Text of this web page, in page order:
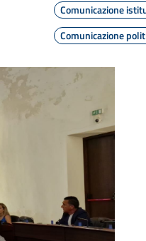
Comunicazione
Comunicazione